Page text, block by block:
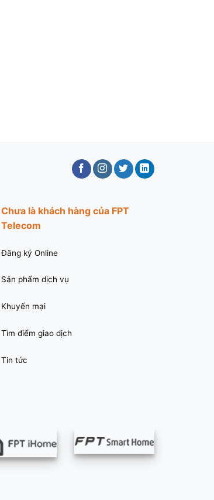
Chưa là khách hàng của FPT
Telecom
Đăng ký Online
Sản phẩm dịch vụ
Khuyến mại
Tìm điểm giao dịch
Tin tức